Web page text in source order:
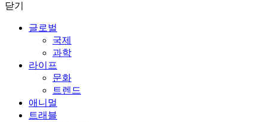
닫기
글로벌
국제
과학
라이프
문화
트렌드
애니멀
트래블